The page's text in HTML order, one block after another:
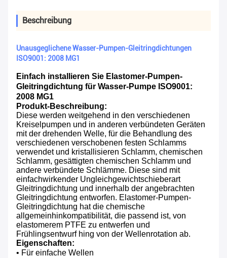
Beschreibung
Unausgeglichene Wasser-Pumpen-Gleitringdichtungen
ISO9001: 2008 MG1
Einfach installieren Sie Elastomer-Pumpen-
Gleitringdichtung für Wasser-Pumpe ISO9001:
2008 MG1
Produkt-Beschreibung:
Diese werden weitgehend in den verschiedenen
Kreiselpumpen und in anderen verbündeten Geräten
mit der drehenden Welle, für die Behandlung des
verschiedenen verschobenen festen Schlamms
verwendet und kristallisieren Schlamm, chemischen
Schlamm, gesättigten chemischen Schlamm und
andere verbündete Schlämme. Diese sind mit
einfachwirkender Ungleichgewichtschieberart
Gleitringdichtung und innerhalb der angebrachten
Gleitringdichtung entworfen. Elastomer-Pumpen-
Gleitringdichtung hat die chemische
allgemeinhinkompatibilität, die passend ist, von
elastomerem PTFE zu entwerfen und
Frühlingsentwurf hing von der Wellenrotation ab.
Eigenschaften:
• Für einfache Wellen